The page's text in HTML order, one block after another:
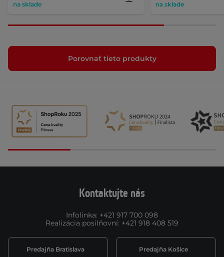
na sklade
na sklade
Porovnať tieto produkty
Kontaktujte nás
Infolinka: +421 917 700 098
Realizácia posilňovní: +421 918 408 519
Predajňa Bratislava Predajňa Košice